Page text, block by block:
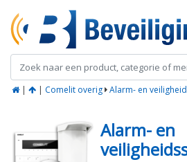
| | Comelit overig Alarm- en
Alarm- en